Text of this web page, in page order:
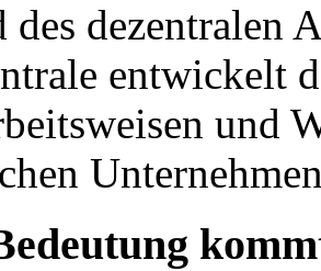
dezentralen
entwickelt
und